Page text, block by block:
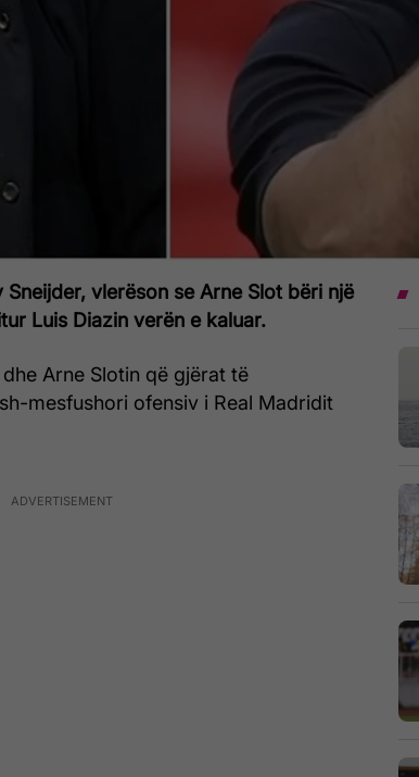
Sneijder, vlerëson se Arne Slot bëri një
Luis Diazin verën e kaluar.
Arne Slotin që gjërat të
mesfushori ofensiv i Real Madridit